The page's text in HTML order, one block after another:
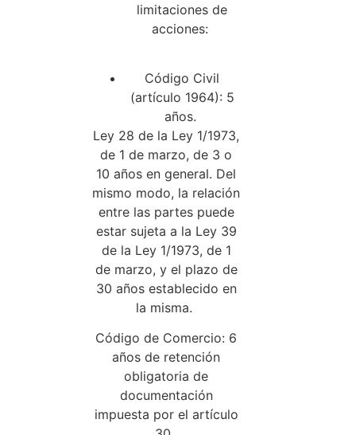
limitaciones de
acciones:
Código Civil
(artículo 1964): 5
años.
Ley 28 de la Ley 1/1973,
de 1 de marzo, de 3 o
10 años en general. Del
mismo modo, la relación
entre las partes puede
estar sujeta a la Ley 39
de la Ley 1/1973, de 1
de marzo, y el plazo de
30 años establecido en
la misma.
Código de Comercio: 6
años de retención
obligatoria de
documentación
impuesta por el artículo